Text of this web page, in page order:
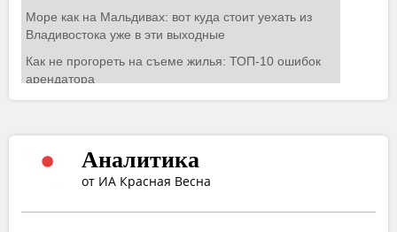
Аналитика
от ИА Красная Весна